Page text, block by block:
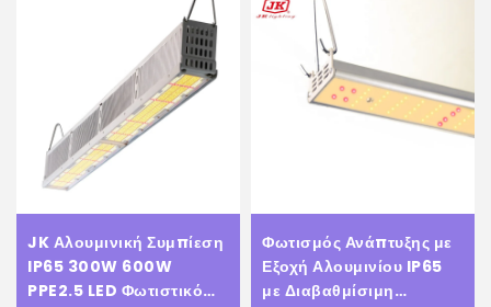
JK Αλουμινική Συμπίεση
IP65 300W 600W
PPE2.5 LED Φωτιστικό
Φωτισμός Ανάπτυξης με
Εξοχή Αλουμινίου IP65
με Διαβαθμίσιμη